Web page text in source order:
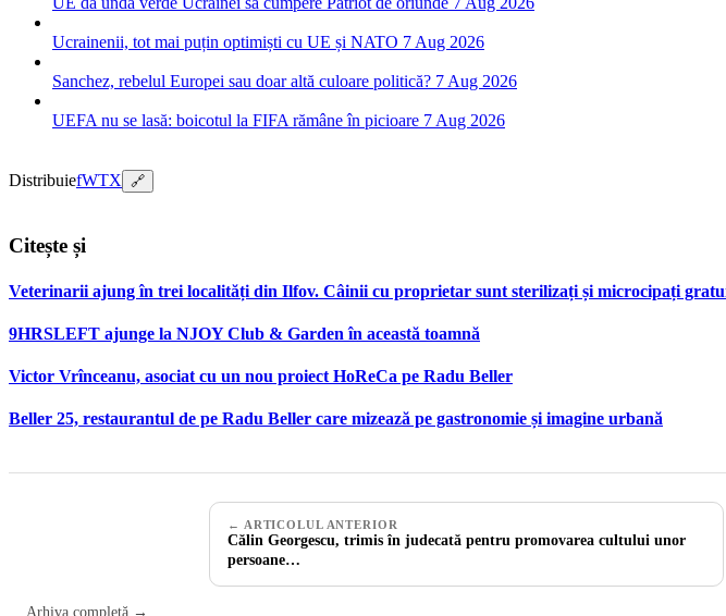
Ucrainenii, tot mai puțin optimiști cu UE și NATO 7 Aug 2026
Sanchez, rebelul Europei sau doar altă culoare politică? 7 Aug 2026
UEFA nu se lasă: boicotul la FIFA rămâne în picioare 7 Aug 2026
DistribuiefWTX 🔗
Citește și
Veterinarii ajung în trei localități din Ilfov. Câinii cu proprietar sunt sterilizați și microcipați
9HRSLEFT ajunge la NJOY Club & Garden în această toamnă
Victor Vrînceanu, asociat cu un nou proiect HoReCa pe Radu Beller
Beller 25, restaurantul de pe Radu Beller care mizează pe gastronomie și imagine urbană
← ARTICOLUL ANTERIOR
Călin Georgescu, trimis în judecată pentru promovarea cultului unor
persoane…
Arhiva completă →